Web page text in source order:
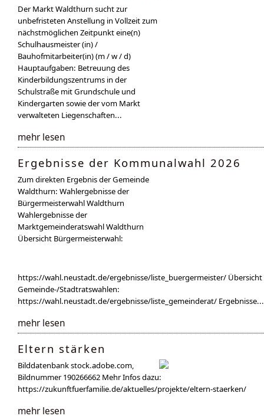
Der Markt Waldthurn sucht zur
unbefristeten Anstellung in Vollzeit zum
nächstmöglichen Zeitpunkt eine(n)
Schulhausmeister (in) /
Bauhofmitarbeiter(in) (m / w / d)
Hauptaufgaben: Betreuung des
Kinderbildungszentrums in der
Schulstraße mit Grundschule und
Kindergarten sowie der vom Markt
verwalteten Liegenschaften...
mehr lesen
Ergebnisse der Kommunalwahl 2026
Zum direkten Ergebnis der Gemeinde
Waldthurn: Wahlergebnisse der
Bürgermeisterwahl Waldthurn
Wahlergebnisse der
Marktgemeinderatswahl Waldthurn
Übersicht Bürgermeisterwahl:
https://wahl.neustadt.de/ergebnisse/liste_buergermeister/ Übersicht
Gemeinde-/Stadtratswahlen:
https://wahl.neustadt.de/ergebnisse/liste_gemeinderat/ Ergebnisse...
mehr lesen
Eltern stärken
Bilddatenbank stock.adobe.com,
Bildnummer 190266662 Mehr Infos dazu:
https://zukunftfuerfamilie.de/aktuelles/projekte/eltern-staerken/
mehr lesen